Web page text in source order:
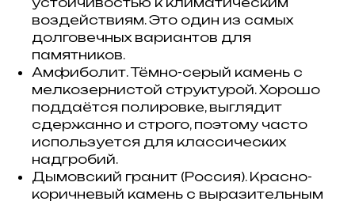
воздействиям. Это один из самых
долговечных вариантов для
памятников.
Амфиболит. Тёмно-серый камень с
мелкозернистой структурой. Хорошо
поддаётся полировке, выглядит
сдержанно и строго, поэтому часто
используется для классических
надгробий.
Дымовский гранит (Россия). Красно-
коричневый камень с выразительным